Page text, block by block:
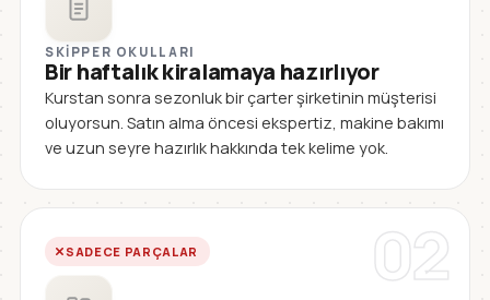
SKIPPER OKULLARI
Bir haftalık kiralamaya hazırlıyor
Kurstan sonra sezonluk bir çarter şirketinin müşterisi
oluyorsun. Satın alma öncesi ekspertiz, makine bakımı
ve uzun seyre hazırlık hakkında tek kelime yok.
02
SADECE PARÇALAR